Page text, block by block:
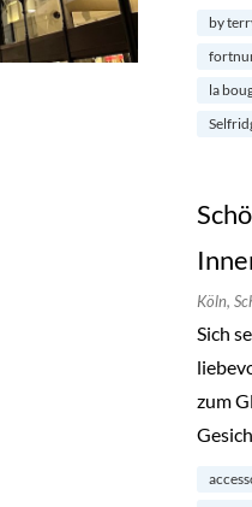
by
la
Köln,
Sich
zum